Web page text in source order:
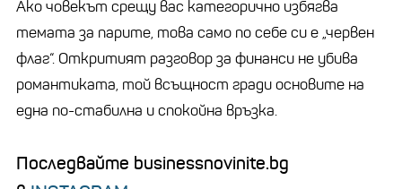
Ако човекът срещу вас категорично избягва
темата за парите, това само по себе си е „червен
флаг“. Откритият разговор за финанси не убива
романтиката, той всъщност гради основите на
една по-стабилна и спокойна връзка.
Последвайте businessnovinite.bg